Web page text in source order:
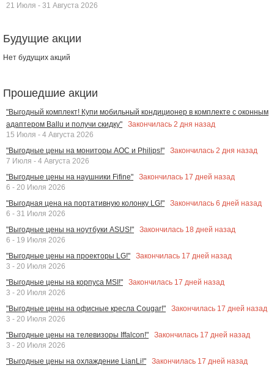
21 Июля - 31 Августа 2026
Будущие акции
Нет будущих акций
Прошедшие акции
"Выгодный комплект! Купи мобильный кондиционер в комплекте с оконным
адаптером Ballu и получи скидку"
Закончилась 2 дня назад
15 Июля - 4 Августа 2026
"Выгодные цены на мониторы AOC и Philips!"
Закончилась 2 дня назад
7 Июля - 4 Августа 2026
"Выгодные цены на наушники Fifine"
Закончилась 17 дней назад
6 - 20 Июля 2026
"Выгодная цена на портативную колонку LG!"
Закончилась 6 дней назад
6 - 31 Июля 2026
"Выгодные цены на ноутбуки ASUS!"
Закончилась 18 дней назад
6 - 19 Июля 2026
"Выгодные цены на проекторы LG!"
Закончилась 17 дней назад
3 - 20 Июля 2026
"Выгодные цены на корпуса MSI!"
Закончилась 17 дней назад
3 - 20 Июля 2026
"Выгодные цены на офисные кресла Cougar!"
Закончилась 17 дней назад
3 - 20 Июля 2026
"Выгодные цены на телевизоры Iffalcon!"
Закончилась 17 дней назад
3 - 20 Июля 2026
"Выгодные цены на охлаждение LianLi!"
Закончилась 17 дней назад